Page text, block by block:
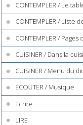
CONTEMPLER / Le
CONTEMPLER / Liste
CONTEMPLER / Pages
CUISINER / Dans la
CUISINER / Menu du
ECOUTER / Musique
Ecrire
LIRE